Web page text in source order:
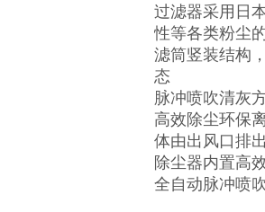
过滤器采用日
性等各类粉尘
滤筒竖装结构
态
脉冲喷吹清灰
高效除尘环保
体由出风口排
除尘器内置高
全自动脉冲喷